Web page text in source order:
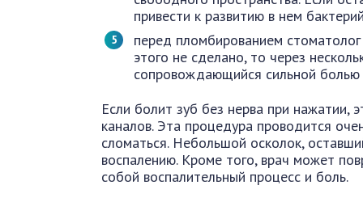
привести к развитию в нем
перед пломбированием
этого не сделано, то через
сопровождающийся сильной болью
Если болит зуб без нерва при нажатии,
каналов. Эта процедура проводится
сломаться. Небольшой осколок,
воспалению. Кроме того, врач может
собой воспалительный процесс и боль.